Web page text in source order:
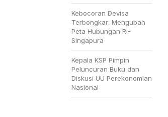
Kebocoran Devisa
Terbongkar: Mengubah
Peta Hubungan RI-
Singapura
Kepala KSP Pimpin
Peluncuran Buku dan
Diskusi UU Perekonomian
Nasional